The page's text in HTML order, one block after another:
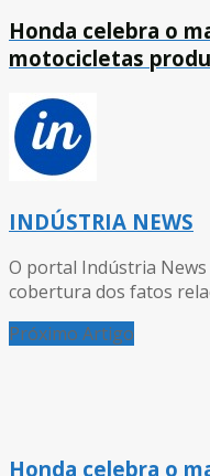
Honda celebra o
motocicletas
INDÚSTRIA NEWS
O portal Indústria
cobertura dos fatos
Próximo Artigo
Honda celebra o